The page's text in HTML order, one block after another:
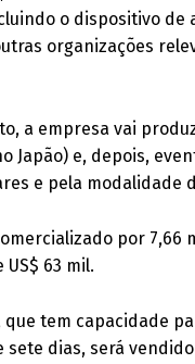
o dispositivo
organizações
a empresa vai
Japão) e, depois,
e pela modalidade
por
63 mil.
que tem capacidade
sete dias, será